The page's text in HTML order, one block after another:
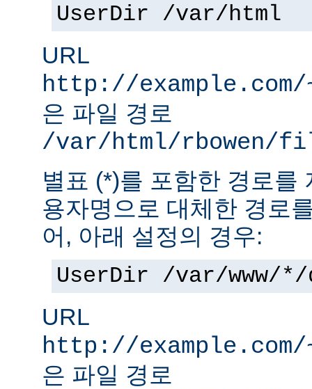
UserDir /var/html
URL
http://
은 파일 경로
/var/html/rbowen/
별표 (*)를 포함한 경로를
용자명으로 대체한 경로
어, 아래 설정의 경우:
UserDir /var/www/*/
URL
http://
은 파일 경로